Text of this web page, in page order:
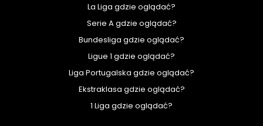
La Liga gdzie oglądać?
Serie A gdzie oglądać?
Bundesliga gdzie oglądać?
Ligue 1 gdzie oglądać?
Liga Portugalska gdzie oglądać?
Ekstraklasa gdzie oglądać?
1 Liga gdzie oglądać?